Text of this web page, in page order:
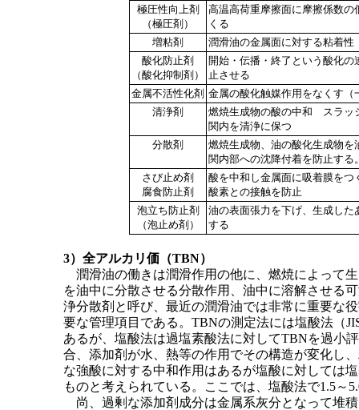
極圧性向上剤
（極圧剤）
高温高荷重摩擦面に摩擦係数の
くる
増粘剤
潤滑油の金属面に対する粘着性
酸化防止剤
（酸化抑制剤）
開始・伝播・終了という酸化の
止させる
金属不活性化剤 金属の酸化触媒作用をなくす（
清浄剤
燃焼生成物の酸の中和 スラッ
関内を清浄に保つ
分散剤
燃焼生成物、油の酸化生成物を
関内部への沈降付着を防止する
さび止め剤
腐食防止剤
酸を中和し金属面に吸着膜をつ
酸素との接触を防止
泡立ち防止剤
（泡止め剤）
油の表面張力を下げ、生成した
する
3）全アルカリ価（TBN）
潤滑油の働きは潤滑作用の他に、燃焼によって
を油中に分散させる分散作用、油中に溶解させる
浄分散剤と呼び、最近の潤滑油では非常に重要な
要な管理項目である。TBNの測定法には塩酸法
あるが、塩酸法は過塩素酸法に対してTBNを過小
合、添加剤が水、熱等の作用でその構造が変化し
な強酸に対する中和作用はあるが塩酸に対しては
ものと考えられている。ここでは、塩酸法で1.5～
尚、過剰な添加剤成分は金属系灰分となって堆